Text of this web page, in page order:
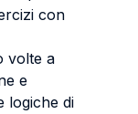
con
volte a
e
logiche di